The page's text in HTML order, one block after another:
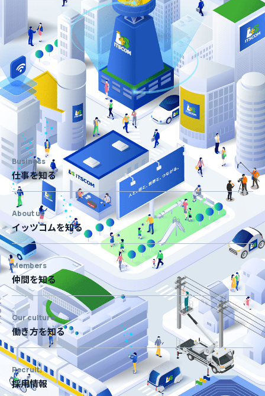
Business
仕事を知る
About us
イッツコムを知る
Members
仲間を知る
Our culture
働き方を知る
Recruit
採用情報